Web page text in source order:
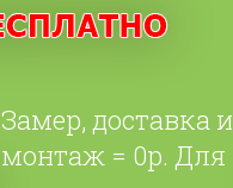
Замер, доставка и
монтаж = 0р. Для